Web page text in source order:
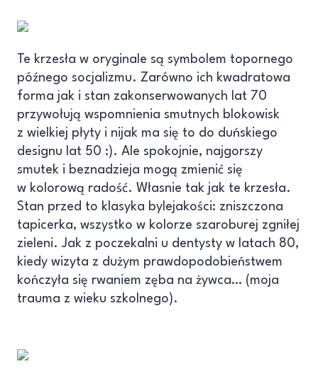
Te krzesła w oryginale są symbolem topornego
późnego socjalizmu. Zarówno ich kwadratowa
forma jak i stan zakonserwowanych lat 70
przywołują wspomnienia smutnych blokowisk
z wielkiej płyty i nijak ma się to do duńskiego
designu lat 50 :). Ale spokojnie, najgorszy
smutek i beznadzieja mogą zmienić się
w kolorową radość. Własnie tak jak te krzesła.
Stan przed to klasyka bylejakości: zniszczona
tapicerka, wszystko w kolorze szaroburej zgniłej
zieleni. Jak z poczekalni u dentysty w latach 80,
kiedy wizyta z dużym prawdopodobieństwem
kończyła się rwaniem zęba na żywca… (moja
trauma z wieku szkolnego).